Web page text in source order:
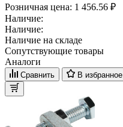
Розничная цена: 1 456.56 ₽
Наличие:
Наличие:
Наличие на складе
Сопутствующие товары
Аналоги
Сравнить В избранное